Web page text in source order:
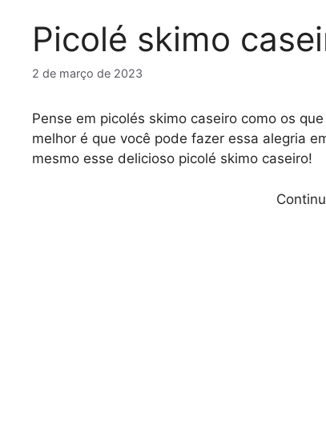
Picolé skimo
2 de março de 2023
Pense em picolés skimo caseiro como os
melhor é que você pode fazer essa alegria
mesmo esse delicioso picolé skimo caseiro!